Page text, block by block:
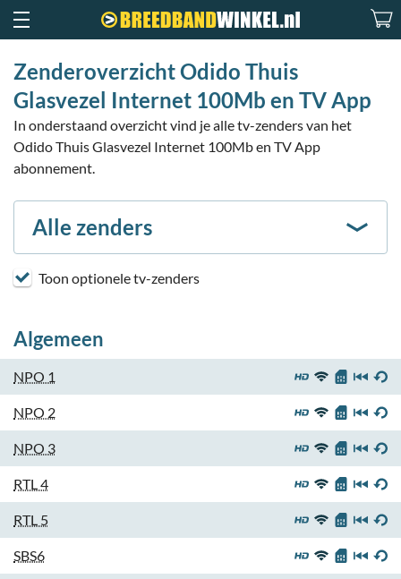
Zenderoverzicht Odido Thuis
Glasvezel Internet 100Mb en TV App
In onderstaand overzicht vind je alle tv-zenders van het
Odido Thuis Glasvezel Internet 100Mb en TV App
abonnement.
Alle zenders
Toon optionele tv-zenders
Algemeen
NPO 1
NPO 2
NPO 3
RTL 4
RTL 5
SBS6